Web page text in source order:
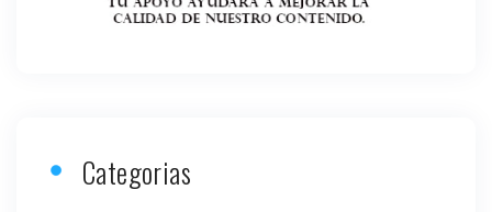
Categorias